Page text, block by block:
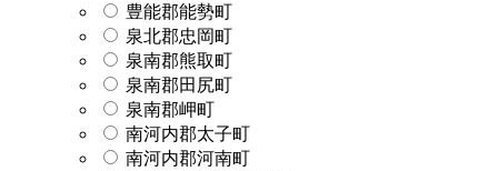
豊能郡能勢町
泉北郡忠岡町
泉南郡熊取町
泉南郡田尻町
泉南郡岬町
南河内郡太子町
南河内郡河南町